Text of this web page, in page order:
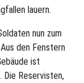
lauern.
nun zum
den Fenstern
ist
Reservisten,